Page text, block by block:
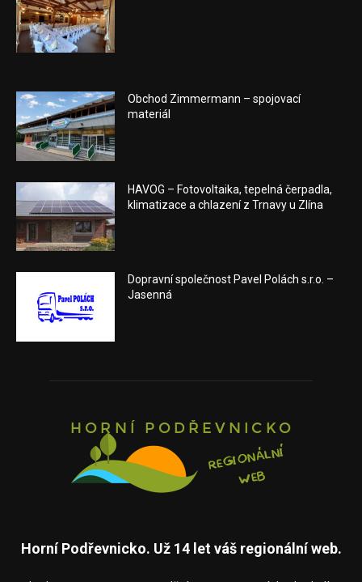
Obchod Zimmermann – spojovací
materiál
HAVOG – Fotovoltaika, tepelná čerpadla,
klimatizace a chlazení z Trnavy u Zlína
Dopravní společnost Pavel Polách s.r.o. –
Jasenná
Horní Podřevnicko. Už 14 let váš regionální web.